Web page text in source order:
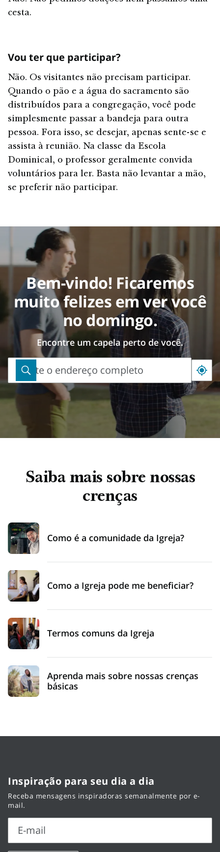
cesta.
Vou ter que participar?
Não. Os visitantes não precisam participar.
Quando o pão e a água do sacramento são
distribuídos para a congregação, você pode
simplesmente passar a bandeja para outra
pessoa. Fora isso, se desejar, apenas sente-se e
assista à reunião. Na classe da Escola
Dominical, o professor geralmente convida
voluntários para ler. Basta não levantar a mão,
se preferir não participar.
Bem-vindo! Ficaremos
muito felizes em ver você
no domingo.
Encontre um capela perto de você.
Digite o endereço completo
o
endereço
completo
Saiba mais sobre nossas
crenças
Como é a comunidade da Igreja?
Como a Igreja pode me beneficiar?
Termos comuns da Igreja
Aprenda mais sobre nossas crenças
básicas
Inspiração para seu dia a dia
Receba mensagens inspiradoras semanalmente por e-
mail.
E-mail
E-